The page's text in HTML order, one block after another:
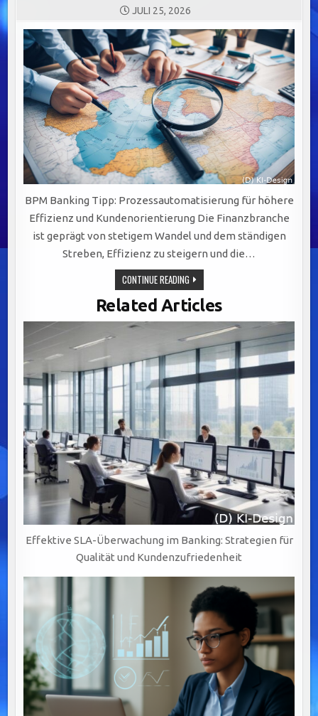
JULI 25, 2026
BPM Banking Tipp: Prozessautomatisierung für höhere
Effizienz und Kundenorientierung Die Finanzbranche
ist geprägt von stetigem Wandel und dem ständigen
Streben, Effizienz zu steigern und die…
CONTINUE READINGPROZESSAUTOMATISIERUNG
IM
BANKING:
EFFIZIENZ
STEIGERN
UND
KUNDENZUFRIEDENHEIT
ERHÖHEN
Related Articles
Effektive SLA-Überwachung im Banking: Strategien für
Qualität und Kundenzufriedenheit